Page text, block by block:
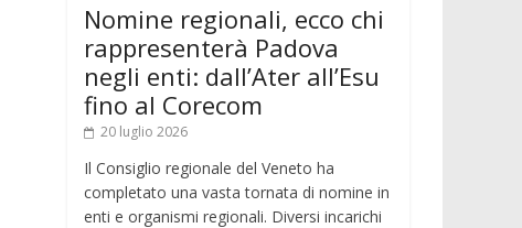
Nomine regionali, ecco chi
rappresenterà Padova
negli enti: dall’Ater all’Esu
fino al Corecom
20 luglio 2026
Il Consiglio regionale del Veneto ha
completato una vasta tornata di nomine in
enti e organismi regionali. Diversi incarichi